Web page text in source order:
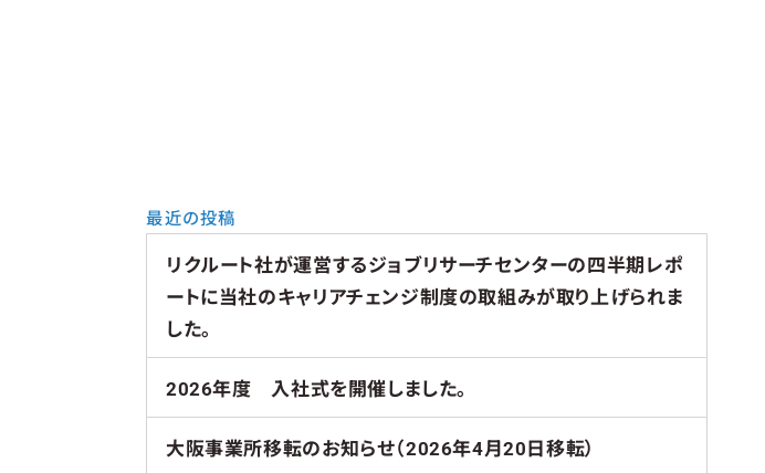
最近の投稿
リクルート社が運営するジョブリサーチセンターの四半期レポ
ートに当社のキャリアチェンジ制度の取組みが取り上げられま
した。
2026年度 入社式を開催しました。
大阪事業所移転のお知らせ（2026年4月20日移転）